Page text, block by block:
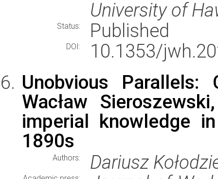
University of
Status: Published
DOI:
10.1353/
Unobvious Parallels:
Wacław
imperial knowledge
1890s
Authors: Dariusz